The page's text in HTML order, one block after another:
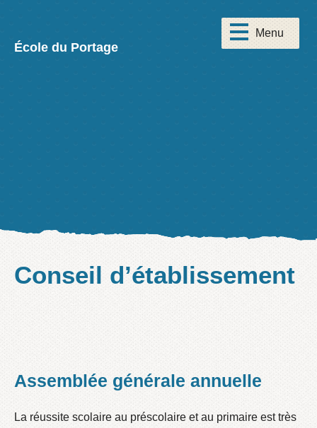
École du Portage
Conseil d’établissement
Assemblée générale annuelle
La réussite scolaire au préscolaire et au primaire est très